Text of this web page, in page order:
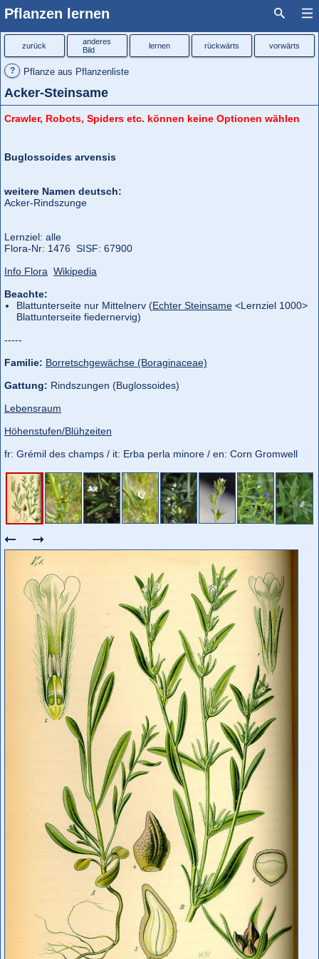
Pflanzen lernen
? Pflanze aus Pflanzenliste
Acker-Steinsame
zurück
anderes
Bild
lernen rückwärts vorwärts
Crawler, Robots, Spiders etc. können keine Optionen wählen
Buglossoides arvensis
weitere Namen deutsch:
Acker-Rindszunge
Lernziel: alle
Flora‑Nr: 1476 SISF: 67900
Info Flora Wikipedia
Beachte:
Blattunterseite nur Mittelnerv (Echter Steinsame<Lernziel 1000>
Blattunterseite fiedernervig)
-----
Familie: Borretschgewächse (Boraginaceae)
Gattung: Rindszungen (Buglossoides)
Lebensraum
Höhenstufen/Blühzeiten
fr: Grémil des champs / it: Erba perla minore / en: Corn Gromwell